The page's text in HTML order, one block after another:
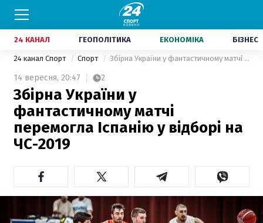
24 КАНАЛ ГЕОПОЛІТИКА ЕКОНОМІКА БІЗНЕС
24 канал Спорт Спорт Збірна України у фантастичному матчі перемогла Іспанію у відборі на ЧС-2019
14 вересня, 20:47 2
Збірна України у
фантастичному матчі
перемогла Іспанію у відборі на
ЧС-2019